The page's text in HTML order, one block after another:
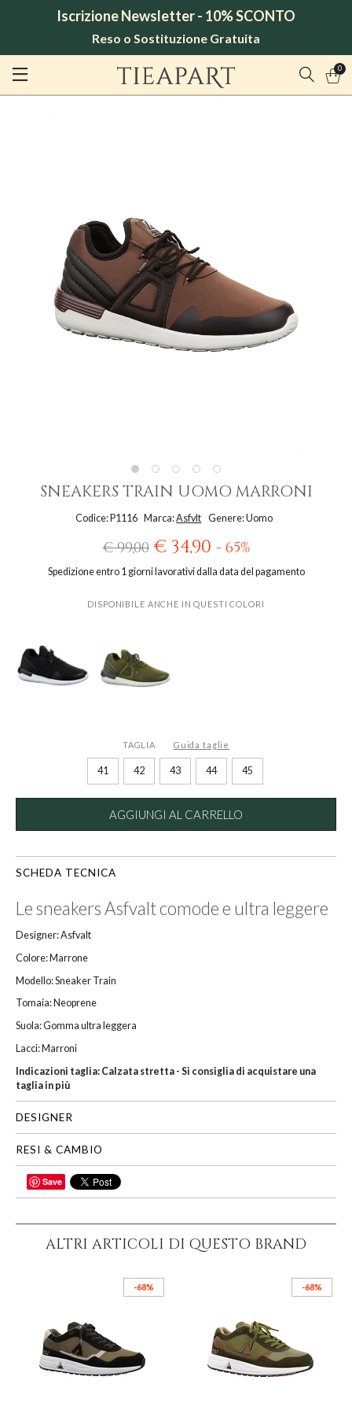
Iscrizione Newsletter - 10% SCONTO
Reso o Sostituzione Gratuita
0
SNEAKERS TRAIN UOMO MARRONI
Codice: P1116 Marca:Asfvlt Genere: Uomo
€ 99,00 € 34,90 - 65%
Spedizione entro 1 giorni lavorativi dalla data del pagamento
DISPONIBILE ANCHE IN QUESTI COLORI
TAGLIA Guida taglie
41 42 43 44 45
AGGIUNGI AL CARRELLO
SCHEDA TECNICA
Le sneakers Asfvalt comode e ultra leggere
Designer: Asfvalt
Colore: Marrone
Modello: Sneaker Train
Tomaia: Neoprene
Suola: Gomma ultra leggera
Lacci: Marroni
Indicazioni taglia: Calzata stretta - Si consiglia di acquistare una
taglia in più
DESIGNER
RESI & CAMBIO
CONDIVIDI
Save
ALTRI ARTICOLI DI QUESTO BRAND
-68% -68%